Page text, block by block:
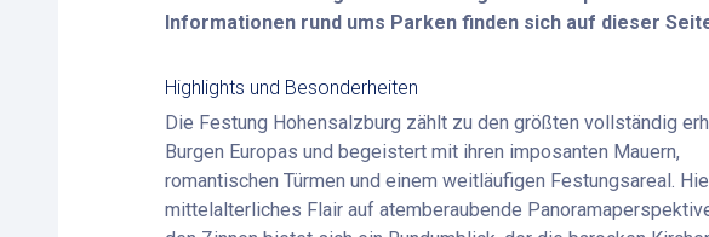
Informationen rund ums Parken finden sich auf dieser
Highlights und Besonderheiten
Die Festung Hohensalzburg zählt zu den größten vollständig
Burgen Europas und begeistert mit ihren imposanten Mauern,
romantischen Türmen und einem weitläufigen Festungsareal.
mittelalterliches Flair auf atemberaubende